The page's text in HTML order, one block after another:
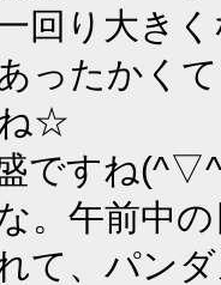
回り大き
ったかく
☆
ですね
。午前中
て、パン